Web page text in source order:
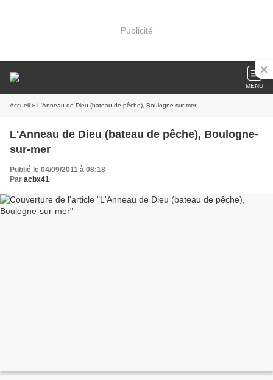
Publicité
MENU
Accueil » L'Anneau de Dieu (bateau de pêche), Boulogne-sur-mer
L'Anneau de Dieu (bateau de pêche), Boulogne-
sur-mer
Publié le 04/09/2011 à 08:18
Par acbx41